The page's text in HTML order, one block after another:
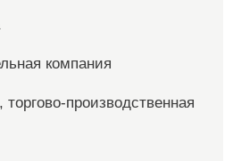
компания
производственная